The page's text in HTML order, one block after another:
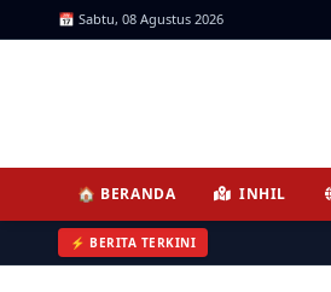
📅 Sabtu, 08 Agustus 2026
🏠 BERANDA INHIL
⚡ BERITA TERKINI